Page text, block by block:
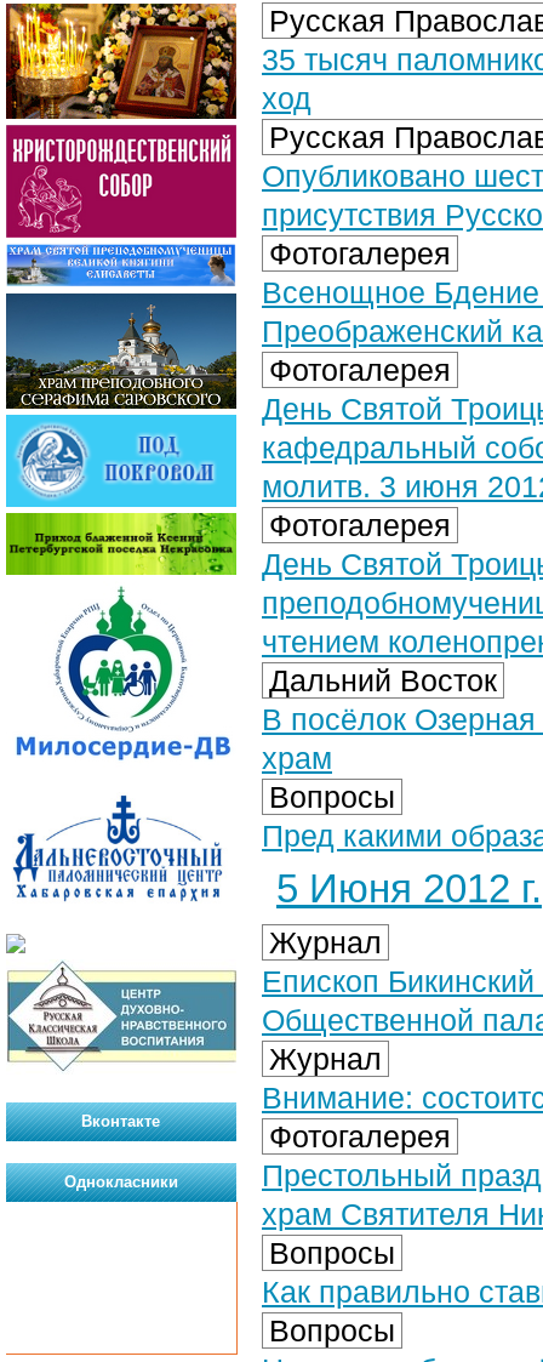
Русская
35 тысяч
ход
Русская
Опубликовано
присутствия
Фотогалерея
Всенощное
Преображенский
Фотогалерея
День Святой
кафедральный
молитв. 3 июня
Фотогалерея
День Святой
чтением
Дальний Восток
В посёлок
храм
Вопросы
Пред какими
5 Июня 2012 г.
Журнал
Епископ
Общественной
Журнал
Внимание:
Фотогалерея
Престольный
храм Святителя
Вопросы
Как правильно
Вопросы
Вконтакте
Однокласники